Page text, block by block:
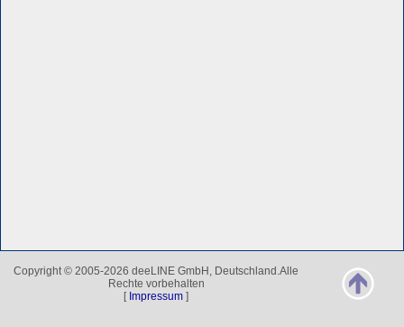
Copyright © 2005-2026 deeLINE GmbH, Deutschland.Alle
Rechte vorbehalten
[ Impressum ]